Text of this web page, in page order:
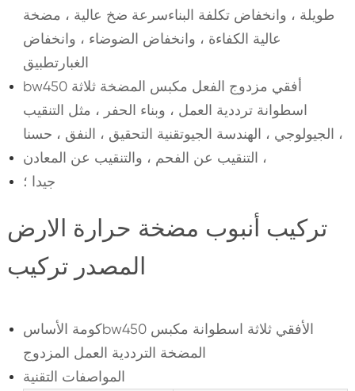
طويلة ، وانخفاض تكلفة البناءسرعة ضخ عالية ، مضخة
عالية الكفاءة ، وانخفاض الضوضاء ، وانخفاض
الغبارتطبيق
bw450 أفقي مزدوج الفعل مكبس المضخة ثلاثة
اسطوانة ترددية العمل ، وبناء الحفر ، مثل التنقيب
الجيولوجي ، الهندسة الجيوتقنية التحقيق ، النفق ، حسنا ،
التنقيب عن الفحم ، والتنقيب عن المعادن ،
جيدا ؛
تركيب أنبوب مضخة حرارة الارض
المصدر تركيب
كومة الأساسbw450 الأفقي ثلاثة اسطوانة مكبس
المضخة الترددية العمل المزدوج
المواصفات التقنية